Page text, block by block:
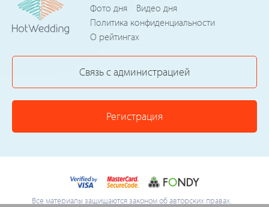
Фото дня
Видео дня
Политика конфиденциальности
О рейтингах
Связь с администрацией
Регистрация
Все материалы защищаются законом об авторских правах.